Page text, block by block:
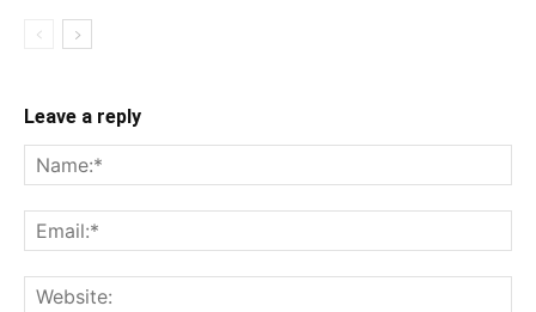
Leave a reply